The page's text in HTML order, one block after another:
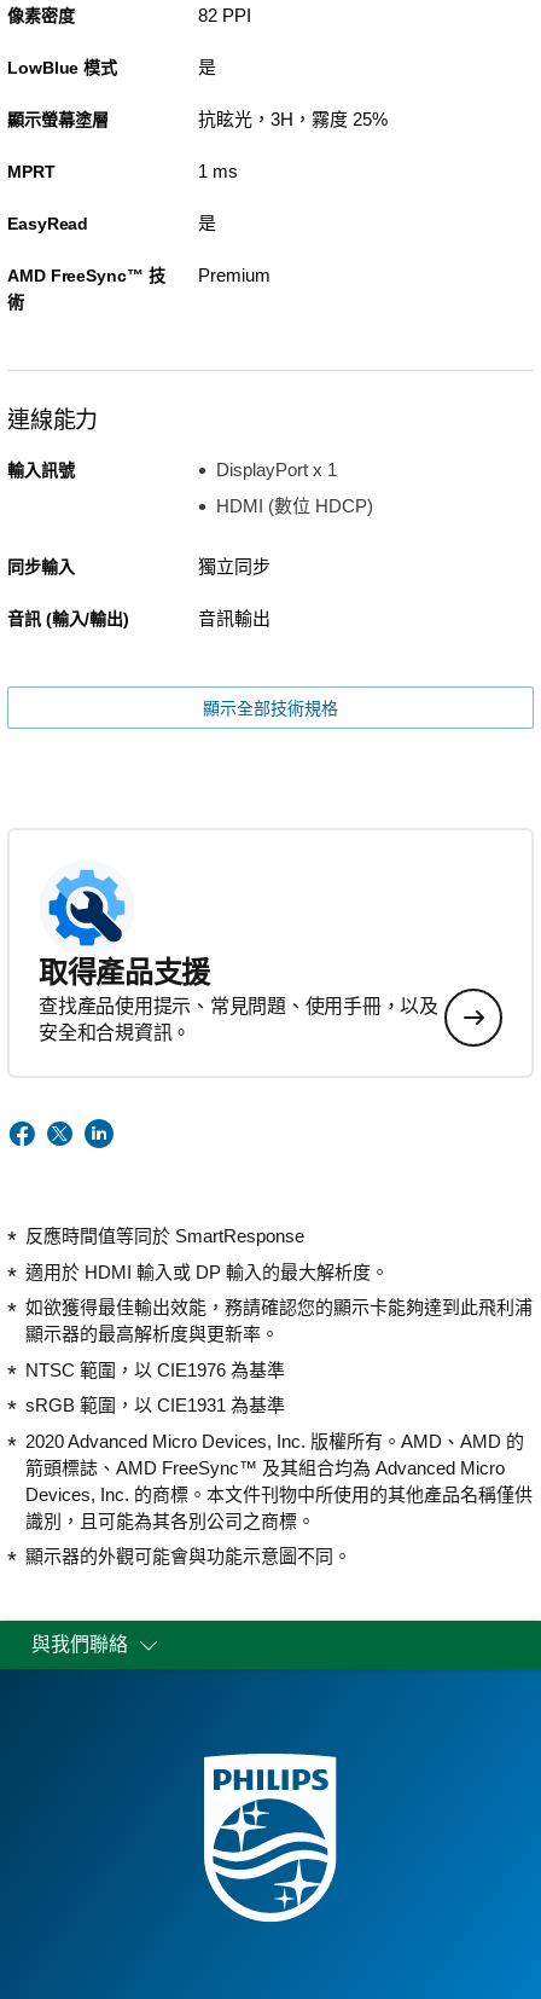
像素密度 82 PPI
LowBlue 模式 是
顯示螢幕塗層 抗眩光，3H，霧度 25%
MPRT 1 ms
EasyRead 是
AMD FreeSync™ 技
術
Premium
連線能力
輸入訊號
DisplayPort x 1
HDMI (數位 HDCP)
同步輸入 獨立同步
音訊 (輸入/輸出) 音訊輸出
顯示全部技術規格
取得產品支援
查找產品使用提示、常見問題、使用手冊，以及
安全和合規資訊。
反應時間值等同於 SmartResponse
適用於 HDMI 輸入或 DP 輸入的最大解析度。
如欲獲得最佳輸出效能，務請確認您的顯示卡能夠達到此飛利浦
顯示器的最高解析度與更新率。
NTSC 範圍，以 CIE1976 為基準
sRGB 範圍，以 CIE1931 為基準
2020 Advanced Micro Devices, Inc. 版權所有。AMD、AMD 的
箭頭標誌、AMD FreeSync™ 及其組合均為 Advanced Micro
Devices, Inc. 的商標。本文件刊物中所使用的其他產品名稱僅供
識別，且可能為其各別公司之商標。
顯示器的外觀可能會與功能示意圖不同。
與我們聯絡